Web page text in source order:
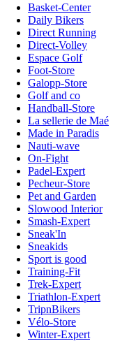
Basket-Center
Daily Bikers
Direct Running
Direct-Volley
Espace Golf
Foot-Store
Galopp-Store
Golf and co
Handball-Store
La sellerie de Maé
Made in Paradis
Nauti-wave
On-Fight
Padel-Expert
Pecheur-Store
Pet and Garden
Slowood Interior
Smash-Expert
Sneak'In
Sneakids
Sport is good
Training-Fit
Trek-Expert
Triathlon-Expert
TripnBikers
Vélo-Store
Winter-Expert